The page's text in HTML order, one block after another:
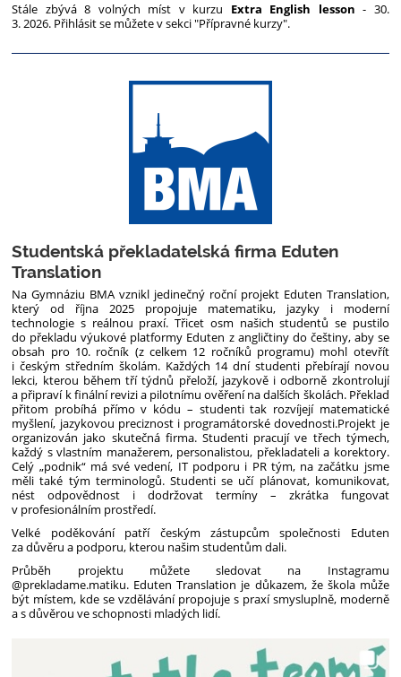
Stále zbývá 8 volných míst v kurzu Extra English lesson- 30.
3. 2026. Přihlásit se můžete v sekci "Přípravné kurzy".
Studentská překladatelská firma Eduten
Translation
Na Gymnáziu BMA vznikl jedinečný roční projekt Eduten Translation,
který od října 2025 propojuje matematiku, jazyky i moderní
technologie s reálnou praxí. Třicet osm našich studentů se pustilo
do překladu výukové platformy Eduten z angličtiny do češtiny, aby se
obsah pro 10. ročník (z celkem 12 ročníků programu) mohl otevřít
i českým středním školám. Každých 14 dní studenti přebírají novou
lekci, kterou během tří týdnů přeloží, jazykově i odborně zkontrolují
a připraví k finální revizi a pilotnímu ověření na dalších školách. Překlad
přitom probíhá přímo v kódu – studenti tak rozvíjejí matematické
myšlení, jazykovou preciznost i programátorské dovednosti.Projekt je
organizován jako skutečná firma. Studenti pracují ve třech týmech,
každý s vlastním manažerem, personalistou, překladateli a korektory.
Celý „podnik“ má své vedení, IT podporu i PR tým, na začátku jsme
měli také tým terminologů. Studenti se učí plánovat, komunikovat,
nést odpovědnost i dodržovat termíny – zkrátka fungovat
v profesionálním prostředí.
Velké poděkování patří českým zástupcům společnosti Eduten
za důvěru a podporu, kterou našim studentům dali.
Průběh projektu můžete sledovat na Instagramu
@prekladame.matiku. Eduten Translation je důkazem, že škola může
být místem, kde se vzdělávání propojuje s praxí smysluplně, moderně
a s důvěrou ve schopnosti mladých lidí.